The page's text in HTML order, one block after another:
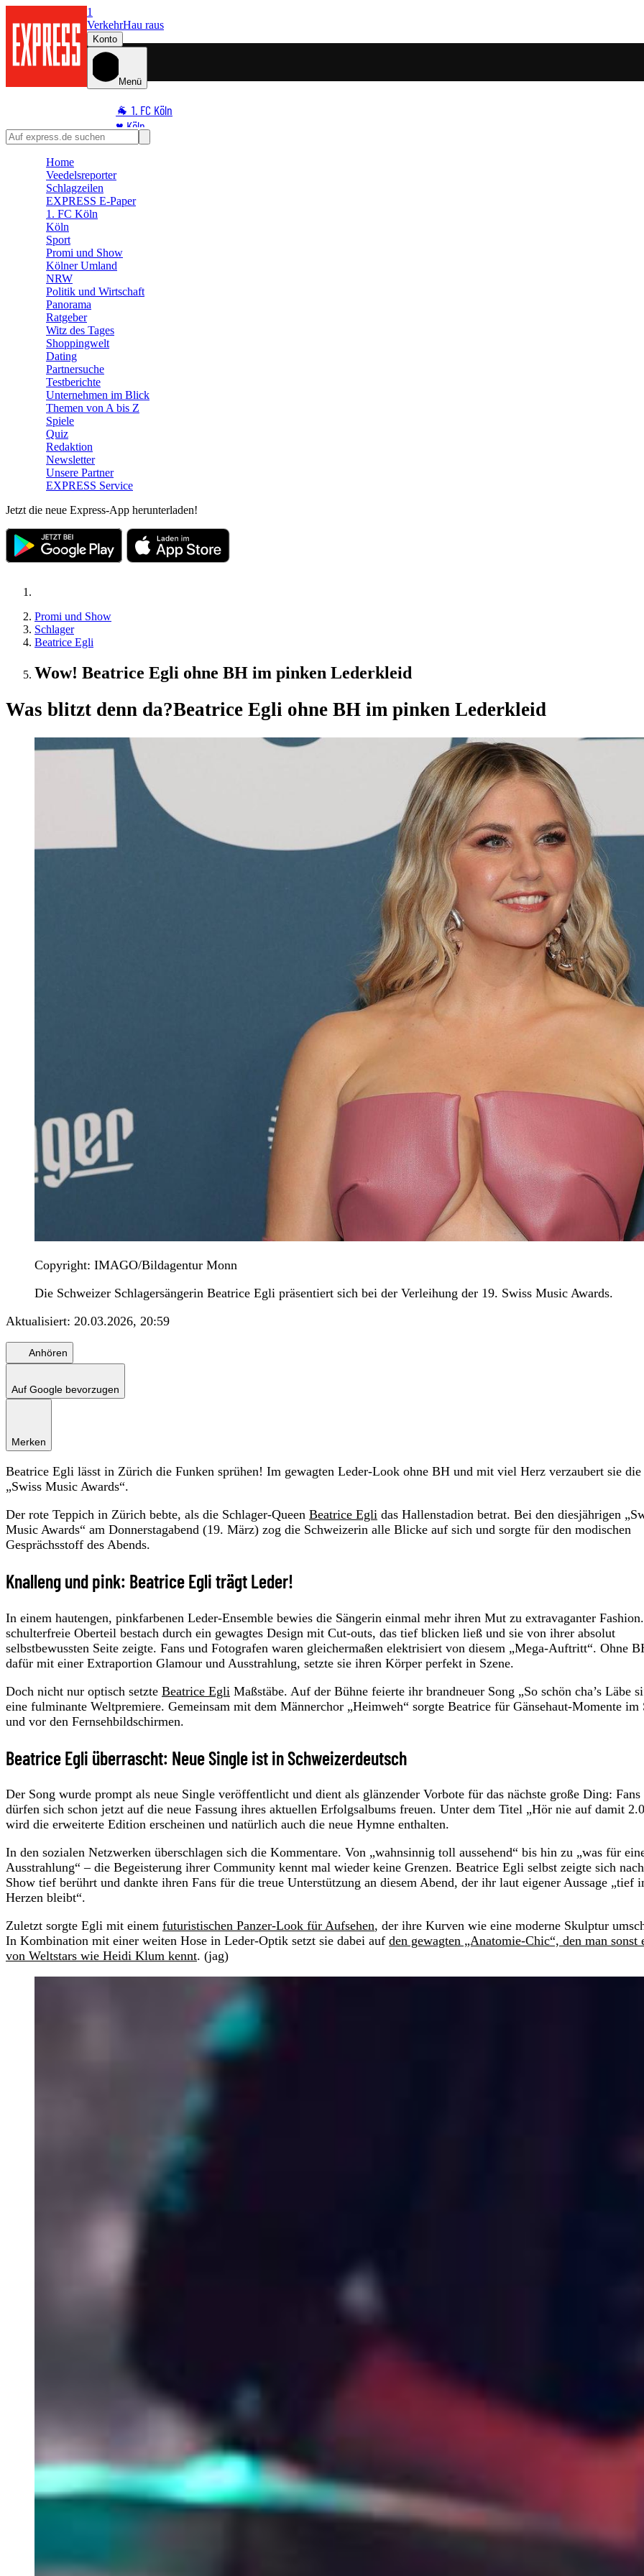
1
VerkehrHau raus
Konto
Menü
🐐 1. FC Köln
♥️ Köln
⭐ Promi
🛒 Shoppingwelt
🧩 Spiele
Home
Veedelsreporter
Schlagzeilen
EXPRESS E-Paper
1. FC Köln
Köln
Sport
Promi und Show
Kölner Umland
NRW
Politik und Wirtschaft
Panorama
Ratgeber
Witz des Tages
Shoppingwelt
Dating
Partnersuche
Testberichte
Unternehmen im Blick
Themen von A bis Z
Spiele
Quiz
Redaktion
Newsletter
Unsere Partner
EXPRESS Service
Jetzt die neue Express-App herunterladen!
Promi und Show
Schlager
Beatrice Egli
Wow! Beatrice Egli ohne BH im pinken Lederkleid
Was blitzt denn da?Beatrice Egli ohne BH im pinken Lederkleid
Copyright: IMAGO/Bildagentur Monn
Die Schweizer Schlagersängerin Beatrice Egli präsentiert sich bei der Verleihung der 19. Swiss Music Awards.
Aktualisiert: 20.03.2026, 20:59
Anhören
Auf Google bevorzugen
Merken
Beatrice Egli lässt in Zürich die Funken sprühen! Im gewagten Leder-Look ohne BH und mit viel Herz verzaubert sie die
„Swiss Music Awards“.
Der rote Teppich in Zürich bebte, als die Schlager-Queen Beatrice Egli das Hallenstadion betrat. Bei den diesjährigen
Music Awards“ am Donnerstagabend (19. März) zog die Schweizerin alle Blicke auf sich und sorgte für den modischen
Gesprächsstoff des Abends.
Knalleng und pink: Beatrice Egli trägt Leder!
In einem hautengen, pinkfarbenen Leder-Ensemble bewies die Sängerin einmal mehr ihren Mut zu extravaganter
schulterfreie Oberteil bestach durch ein gewagtes Design mit Cut-outs, das tief blicken ließ und sie von ihrer absolut
selbstbewussten Seite zeigte. Fans und Fotografen waren gleichermaßen elektrisiert von diesem „Mega-Auftritt“. Ohne
dafür mit einer Extraportion Glamour und Ausstrahlung, setzte sie ihren Körper perfekt in Szene.
Doch nicht nur optisch setzte Beatrice Egli Maßstäbe. Auf der Bühne feierte ihr brandneuer Song „So schön cha’s Läbe
eine fulminante Weltpremiere. Gemeinsam mit dem Männerchor „Heimweh“ sorgte Beatrice für Gänsehaut-Momente im
und vor den Fernsehbildschirmen.
Beatrice Egli überrascht: Neue Single ist in Schweizerdeutsch
Der Song wurde prompt als neue Single veröffentlicht und dient als glänzender Vorbote für das nächste große Ding: Fans
dürfen sich schon jetzt auf die neue Fassung ihres aktuellen Erfolgsalbums freuen. Unter dem Titel „Hör nie auf damit
wird die erweiterte Edition erscheinen und natürlich auch die neue Hymne enthalten.
In den sozialen Netzwerken überschlagen sich die Kommentare. Von „wahnsinnig toll aussehend“ bis hin zu „was für
Ausstrahlung“ – die Begeisterung ihrer Community kennt mal wieder keine Grenzen. Beatrice Egli selbst zeigte sich
Show tief berührt und dankte ihren Fans für die treue Unterstützung an diesem Abend, der ihr laut eigener Aussage „tief
Herzen bleibt“.
Zuletzt sorgte Egli mit einem futuristischen Panzer-Look für Aufsehen, der ihre Kurven wie eine moderne Skulptur
In Kombination mit einer weiten Hose in Leder-Optik setzt sie dabei auf den gewagten „Anatomie-Chic“, den man sonst
von Weltstars wie Heidi Klum kennt. (jag)